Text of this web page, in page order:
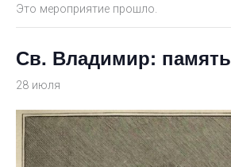
Это мероприятие прошло.
Св. Владимир: память
28 июля